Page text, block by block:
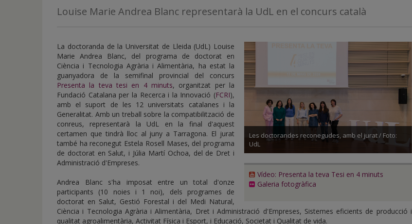
inicio
Louise Marie Andrea Blanc representarà la UdL en el concurs català
Les doctorandes reconegudes, amb el jurat / Foto:
UdL
Vídeo: Presenta la teva Tesi en 4 minuts
Galeria fotogràfica
La doctoranda de la Universitat de Lleida (UdL) Louise
Marie Andrea Blanc, del programa de doctorat en
Ciència i Tecnologia Agrària i Alimentària, ha estat la
guanyadora de la semifinal provincial del concurs
Presenta la teva tesi en 4 minuts, organitzat per la
Fundació Catalana per la Recerca i la Innovació (FCRI),
amb el suport de les 12 universitats catalanes i la
Generalitat. Amb un treball sobre la compatibilització de
conreus, representarà la UdL en la final d'aquest
certamen que tindrà lloc al juny a Tarragona. El jurat
també ha reconegut Estela Rosell Mases, del programa
de doctorat en Salut, i Júlia Martí Ochoa, del de Dret i
Administració d'Empreses.
Andrea Blanc s'ha imposat entre un total d'onze
participants (10 noies i 1 noi), dels programes de
doctorat en Salut, Gestió Forestal i del Medi Natural,
Ciència i Tecnologia Agrària i Alimentària, Dret i Administració d'Empreses, Sistemes eficients de producció i
qualitat agroalimentària, Activitat Física i Esport, i Educació, Societat i Qualitat de vida.